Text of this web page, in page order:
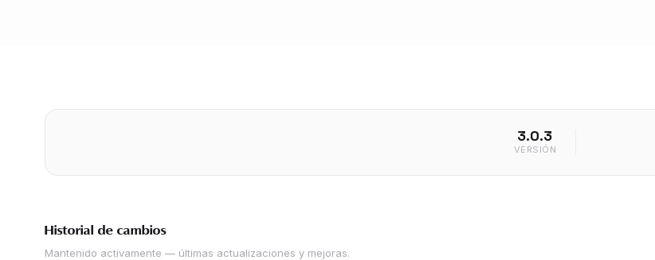
3.0.3
VERSIÓN
Historial de cambios
Mantenido activamente — últimas actualizaciones y mejoras.